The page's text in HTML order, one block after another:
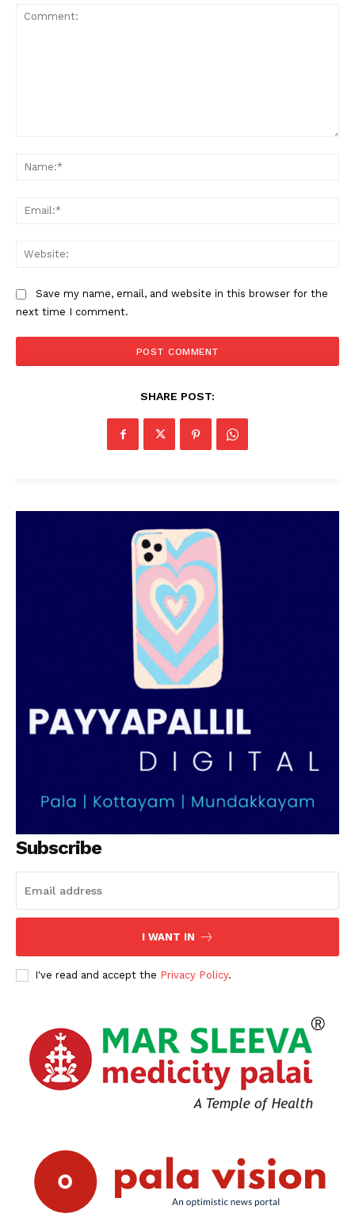
Subscription Plans
Save my name, email, and website in this browser for the
next time I comment.
SHARE POST:
Subscribe
I WANT IN
I've read and accept the Privacy Policy.